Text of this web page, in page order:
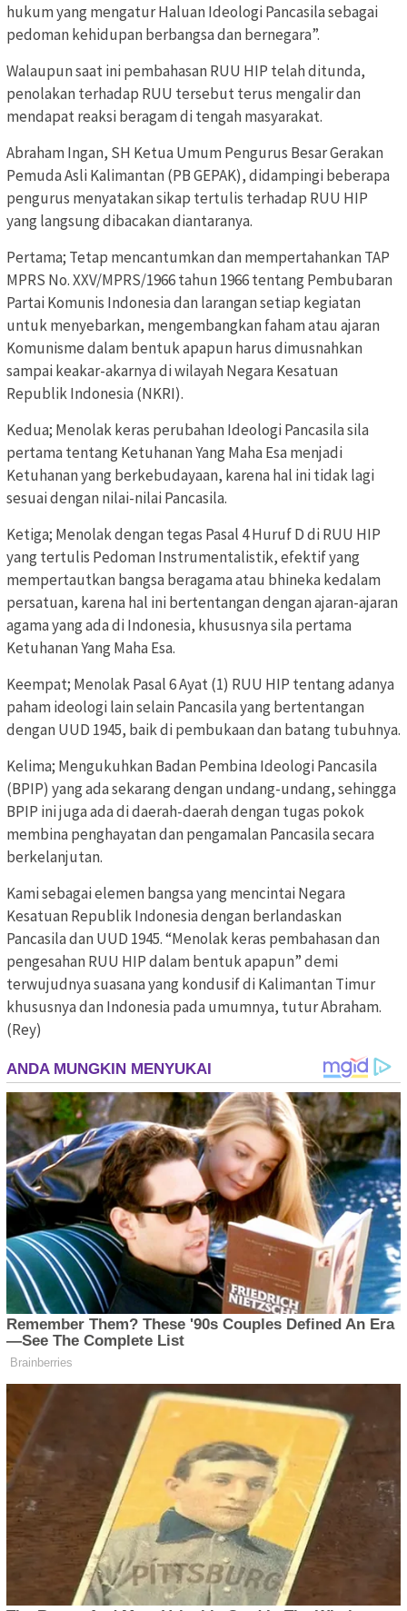
hukum yang mengatur Haluan Ideologi Pancasila sebagai
pedoman kehidupan berbangsa dan bernegara”.
Walaupun saat ini pembahasan RUU HIP telah ditunda,
penolakan terhadap RUU tersebut terus mengalir dan
mendapat reaksi beragam di tengah masyarakat.
Abraham Ingan, SH Ketua Umum Pengurus Besar Gerakan
Pemuda Asli Kalimantan (PB GEPAK), didampingi beberapa
pengurus menyatakan sikap tertulis terhadap RUU HIP
yang langsung dibacakan diantaranya.
Pertama; Tetap mencantumkan dan mempertahankan TAP
MPRS No. XXV/MPRS/1966 tahun 1966 tentang Pembubaran
Partai Komunis Indonesia dan larangan setiap kegiatan
untuk menyebarkan, mengembangkan faham atau ajaran
Komunisme dalam bentuk apapun harus dimusnahkan
sampai keakar-akarnya di wilayah Negara Kesatuan
Republik Indonesia (NKRI).
Kedua; Menolak keras perubahan Ideologi Pancasila sila
pertama tentang Ketuhanan Yang Maha Esa menjadi
Ketuhanan yang berkebudayaan, karena hal ini tidak lagi
sesuai dengan nilai-nilai Pancasila.
Ketiga; Menolak dengan tegas Pasal 4 Huruf D di RUU HIP
yang tertulis Pedoman Instrumentalistik, efektif yang
mempertautkan bangsa beragama atau bhineka kedalam
persatuan, karena hal ini bertentangan dengan ajaran-ajaran
agama yang ada di Indonesia, khususnya sila pertama
Ketuhanan Yang Maha Esa.
Keempat; Menolak Pasal 6 Ayat (1) RUU HIP tentang adanya
paham ideologi lain selain Pancasila yang bertentangan
dengan UUD 1945, baik di pembukaan dan batang tubuhnya.
Kelima; Mengukuhkan Badan Pembina Ideologi Pancasila
(BPIP) yang ada sekarang dengan undang-undang, sehingga
BPIP ini juga ada di daerah-daerah dengan tugas pokok
membina penghayatan dan pengamalan Pancasila secara
berkelanjutan.
Kami sebagai elemen bangsa yang mencintai Negara
Kesatuan Republik Indonesia dengan berlandaskan
Pancasila dan UUD 1945. “Menolak keras pembahasan dan
pengesahan RUU HIP dalam bentuk apapun” demi
terwujudnya suasana yang kondusif di Kalimantan Timur
khususnya dan Indonesia pada umumnya, tutur Abraham.
(Rey)